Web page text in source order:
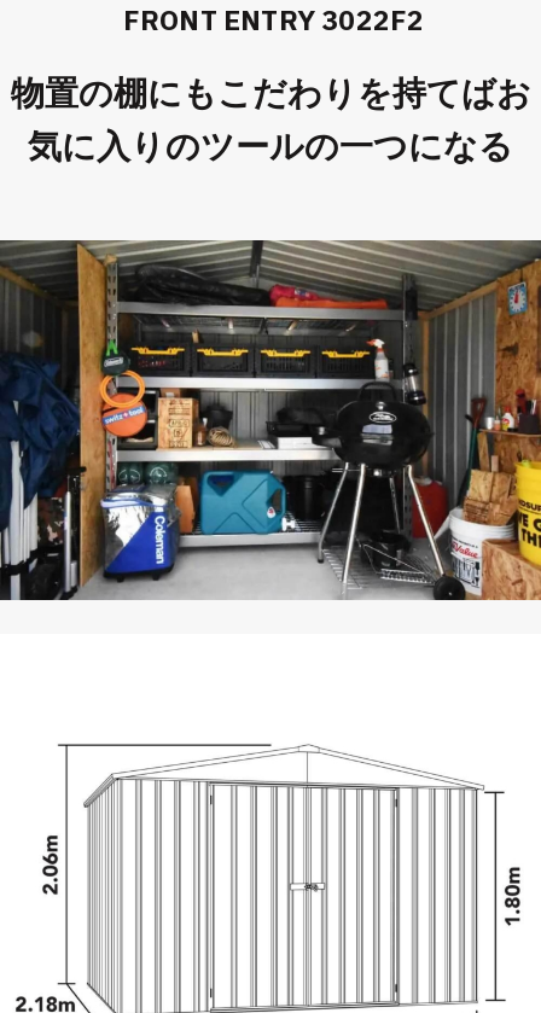
FRONT ENTRY 3022F2
物置の棚にもこだわりを持てばお
気に入りのツールの一つになる